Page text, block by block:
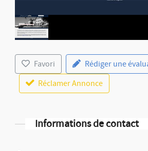
Favori
Rédiger une
Réclamer Annonce
Informations de contact